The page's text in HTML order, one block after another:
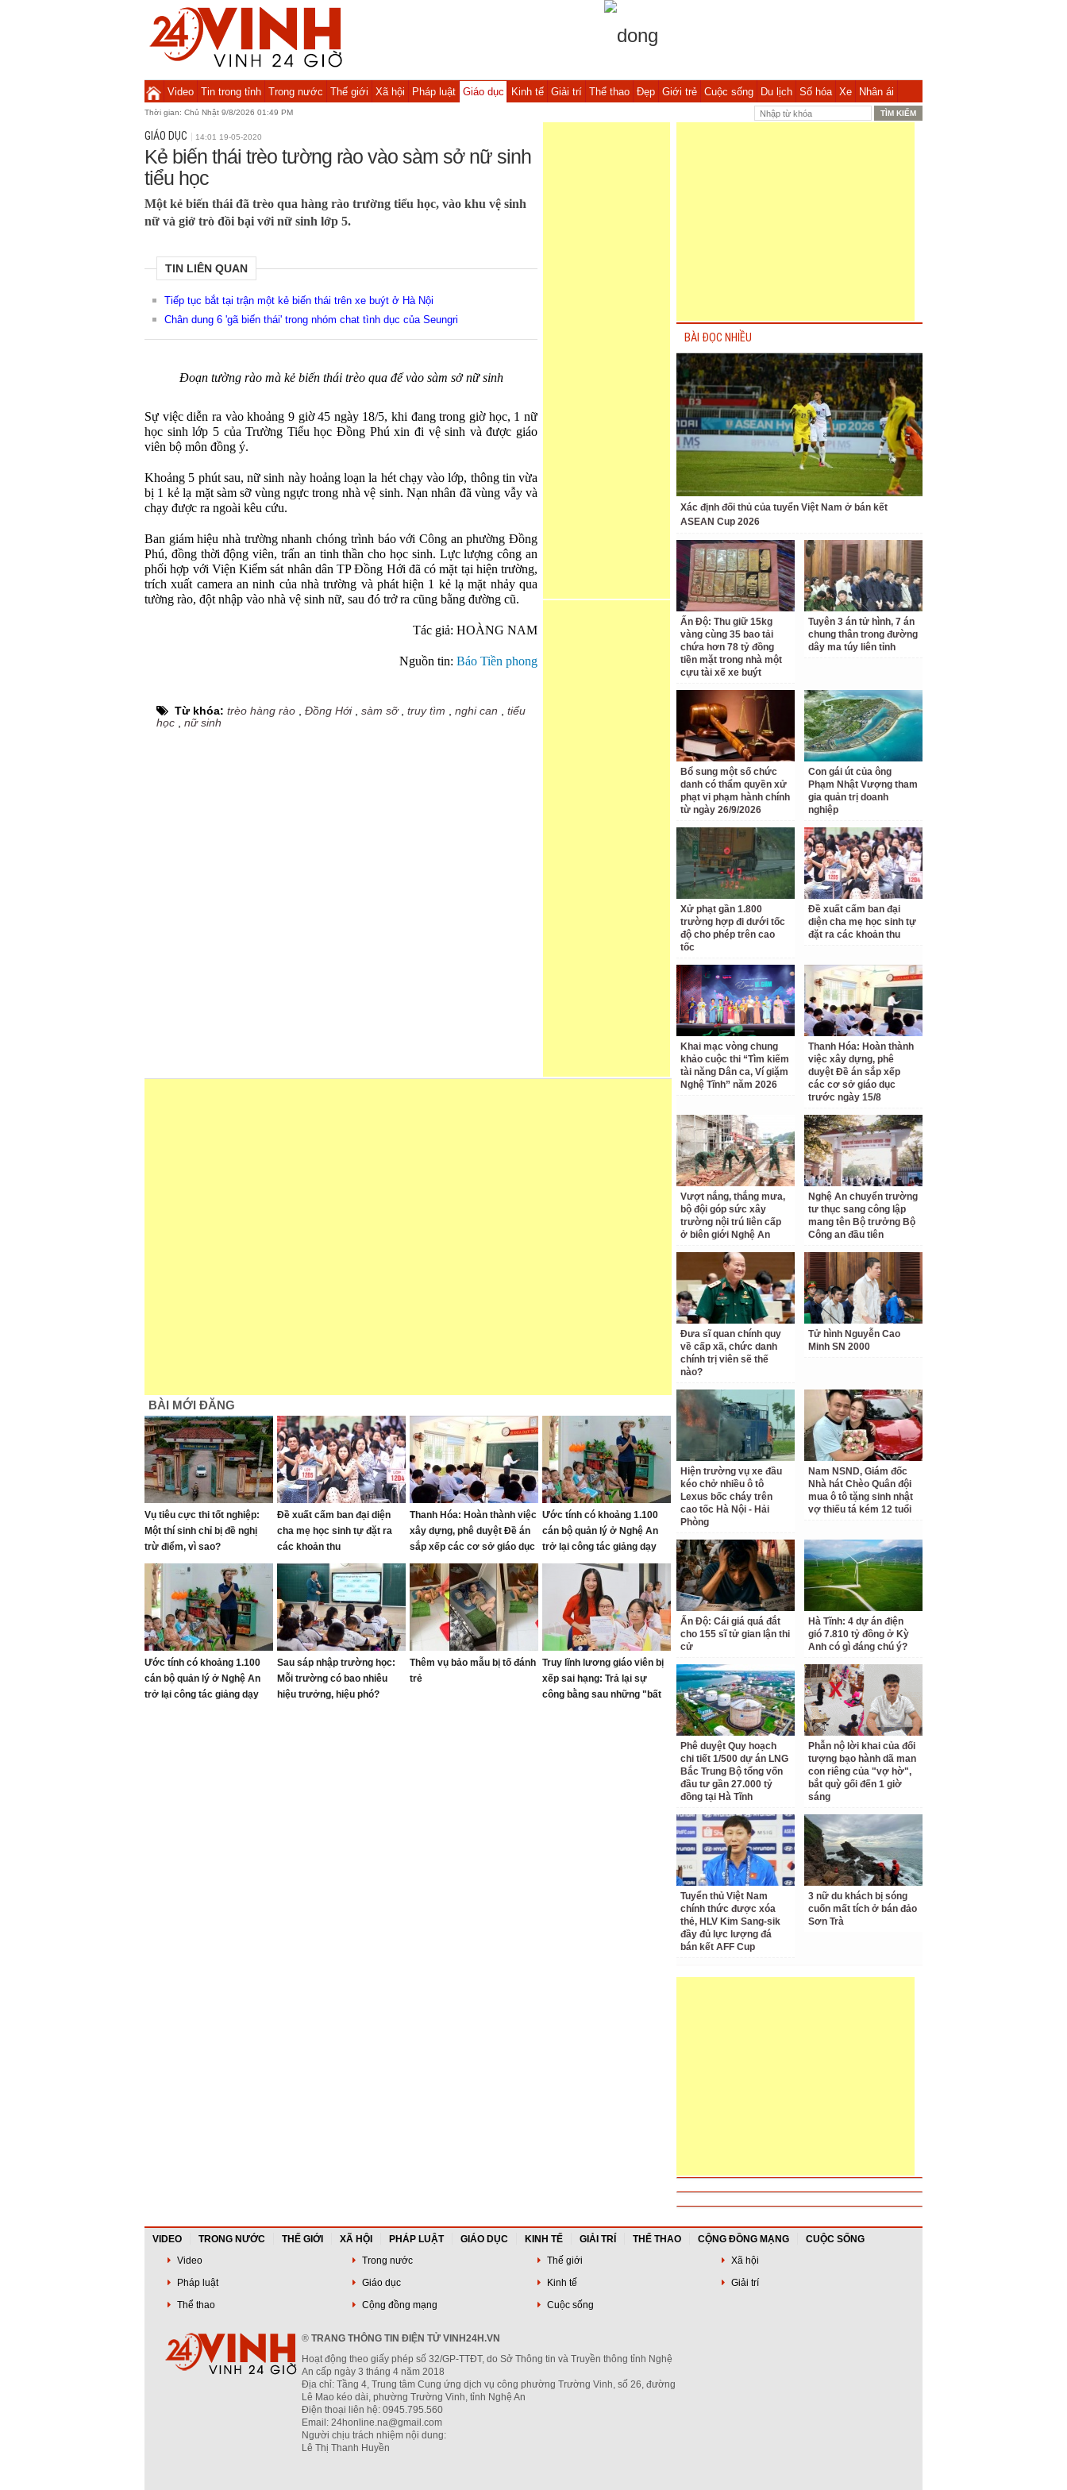
Video Tin trong tỉnh Trong nước Thế giới Xã hội Pháp luật Giáo dục Kinh tế Giải trí Thể thao Đẹp Giới trẻ Cuộc sống Du lịch Số hóa Xe Nhân ái
Thời gian: Chủ Nhật 9/8/2026 01:49 PM
GIÁO DỤC 14:01 19-05-2020
Kẻ biến thái trèo tường rào vào sàm sở nữ sinh
tiểu học
Một kẻ biến thái đã trèo qua hàng rào trường tiểu học, vào khu vệ sinh
nữ và giở trò đồi bại với nữ sinh lớp 5.
TIN LIÊN QUAN
Tiếp tục bắt tại trận một kẻ biến thái trên xe buýt ở Hà Nội
Chân dung 6 'gã biến thái' trong nhóm chat tình dục của Seungri
Đoạn tường rào mà kẻ biến thái trèo qua để vào sàm sở nữ sinh
Sự việc diễn ra vào khoảng 9 giờ 45 ngày 18/5, khi đang trong giờ học, 1 nữ
học sinh lớp 5 của Trường Tiểu học Đồng Phú xin đi vệ sinh và được giáo
viên bộ môn đồng ý.
Khoảng 5 phút sau, nữ sinh này hoảng loạn la hét chạy vào lớp, thông tin vừa
bị 1 kẻ lạ mặt sàm sỡ vùng ngực trong nhà vệ sinh. Nạn nhân đã vùng vẫy và
chạy được ra ngoài kêu cứu.
Ban giám hiệu nhà trường nhanh chóng trình báo với Công an phường Đồng
Phú, đồng thời động viên, trấn an tinh thần cho học sinh. Lực lượng công an
phối hợp với Viện Kiểm sát nhân dân TP Đồng Hới đã có mặt tại hiện trường,
trích xuất camera an ninh của nhà trường và phát hiện 1 kẻ lạ mặt nhảy qua
tường rào, đột nhập vào nhà vệ sinh nữ, sau đó trở ra cũng bằng đường cũ.
Tác giả: HOÀNG NAM
Nguồn tin: Báo Tiền phong
Từ khóa: trèo hàng rào Đồng Hới, sàm sỡ, truy tìm nghi can
tiểu
học
nữ sinh
BÀI MỚI ĐĂNG
Vụ tiêu cực thi tốt nghiệp:
Một thí sinh chỉ bị đề nghị
trừ điểm, vì sao?
Đề xuất cấm ban đại diện
cha mẹ học sinh tự đặt ra
các khoản thu
Thanh Hóa: Hoàn thành việc
xây dựng, phê duyệt Đề án
sắp xếp các cơ sở giáo dục
trước ngày 15/8
Ước tính có khoảng 1.100
cán bộ quản lý ở Nghệ An
trở lại công tác giảng dạy
Ước tính có khoảng 1.100
cán bộ quản lý ở Nghệ An
trở lại công tác giảng dạy
Sau sáp nhập trường học:
Mỗi trường có bao nhiêu
hiệu trưởng, hiệu phó?
Thêm vụ bảo mẫu bị tố đánh
trẻ
Truy lĩnh lương giáo viên bị
xếp sai hạng: Trả lại sự
công bằng sau những "bất
BÀI ĐỌC NHIỀU
Xác định đối thủ của tuyển Việt Nam ở bán kết
ASEAN Cup 2026
Ấn Độ: Thu giữ 15kg
vàng cùng 35 bao tải
chứa hơn 78 tỷ đồng
tiền mặt trong nhà một
cựu tài xế xe buýt
Tuyên 3 án tử hình, 7 án
chung thân trong đường
dây ma túy liên tỉnh
Bổ sung một số chức
danh có thẩm quyền xử
phạt vi phạm hành chính
từ ngày 26/9/2026
Con gái út của ông
Phạm Nhật Vượng tham
gia quản trị doanh
nghiệp
Xử phạt gần 1.800
trường hợp đi dưới tốc
độ cho phép trên cao
tốc
Đề xuất cấm ban đại
diện cha mẹ học sinh tự
đặt ra các khoản thu
Khai mạc vòng chung
khảo cuộc thi “Tìm kiếm
tài năng Dân ca, Ví giặm
Nghệ Tĩnh” năm 2026
Thanh Hóa: Hoàn thành
việc xây dựng, phê
duyệt Đề án sắp xếp
các cơ sở giáo dục
trước ngày 15/8
Vượt nắng, thắng mưa,
bộ đội góp sức xây
trường nội trú liên cấp
ở biên giới Nghệ An
Nghệ An chuyển trường
tư thục sang công lập
mang tên Bộ trưởng Bộ
Công an đầu tiên
Đưa sĩ quan chính quy
về cấp xã, chức danh
chính trị viên sẽ thế
nào?
Tử hình Nguyễn Cao
Minh SN 2000
Hiện trường vụ xe đầu
kéo chở nhiều ô tô
Lexus bốc cháy trên
cao tốc Hà Nội - Hải
Phòng
Nam NSND, Giám đốc
Nhà hát Chèo Quân đội
mua ô tô tặng sinh nhật
vợ thiếu tá kém 12 tuổi
Ấn Độ: Cái giá quá đắt
cho 155 sĩ tử gian lận thi
cử
Hà Tĩnh: 4 dự án điện
gió 7.810 tỷ đồng ở Kỳ
Anh có gì đáng chú ý?
Phê duyệt Quy hoạch
chi tiết 1/500 dự án LNG
Bắc Trung Bộ tổng vốn
đầu tư gần 27.000 tỷ
đồng tại Hà Tĩnh
Phẫn nộ lời khai của đối
tượng bạo hành dã man
con riêng của "vợ hờ",
bắt quỳ gối đến 1 giờ
sáng
Tuyển thủ Việt Nam
chính thức được xóa
thẻ, HLV Kim Sang-sik
đầy đủ lực lượng đá
bán kết AFF Cup
3 nữ du khách bị sóng
cuốn mất tích ở bán đảo
Sơn Trà
VIDEO TRONG NƯỚC THẾ GIỚI XÃ HỘI PHÁP LUẬT GIÁO DỤC KINH TẾ GIẢI TRÍ THỂ THAO CỘNG ĐỒNG MẠNG
CUỘC SỐNG
Video
Trong nước Thế giới
Xã hội
Pháp luật
Giáo dục Kinh tế
Giải trí
Thể thao
Cộng đồng mạng Cuộc sống
® TRANG THÔNG TIN ĐIỆN TỬ VINH24H.VN
Hoạt động theo giấy phép số 32/GP-TTĐT, do Sở Thông tin và Truyền thông tỉnh Nghệ
An cấp ngày 3 tháng 4 năm 2018
Địa chỉ: Tầng 4, Trung tâm Cung ứng dịch vụ công phường Trường Vinh, số 26, đường
Lê Mao kéo dài, phường Trường Vinh, tỉnh Nghệ An
Điện thoại liên hệ: 0945.795.560
Email: 24honline.na@gmail.com
Người chịu trách nhiệm nội dung:
Lê Thị Thanh Huyền